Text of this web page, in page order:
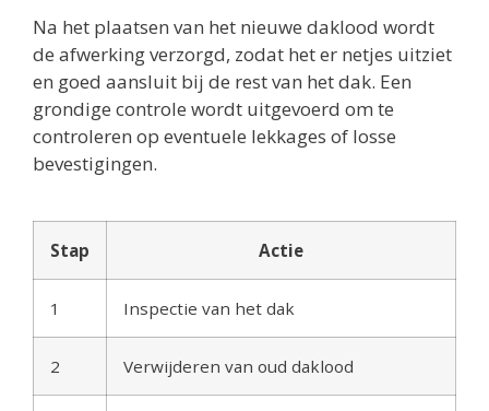
Na het plaatsen van het nieuwe daklood wordt
de afwerking verzorgd, zodat het er netjes uitziet
en goed aansluit bij de rest van het dak. Een
grondige controle wordt uitgevoerd om te
controleren op eventuele lekkages of losse
bevestigingen.
Stap Actie
1 Inspectie van het dak
2 Verwijderen van oud daklood